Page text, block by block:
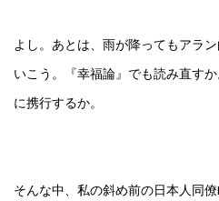
よし。あとは、雨が降ってもアラ
いこう。『幸福論』でも読み直す
に携行するか。
そんな中、私の斜め前の日本人同